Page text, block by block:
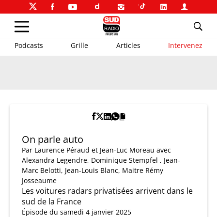
Podcasts Grille Articles Intervenez
On parle auto
Par Laurence Péraud et Jean-Luc Moreau avec
Alexandra Legendre, Dominique Stempfel , Jean-
Marc Belotti, Jean-Louis Blanc, Maitre Rémy
Josseaume
Les voitures radars privatisées arrivent dans le
sud de la France
Épisode du samedi 4 janvier 2025